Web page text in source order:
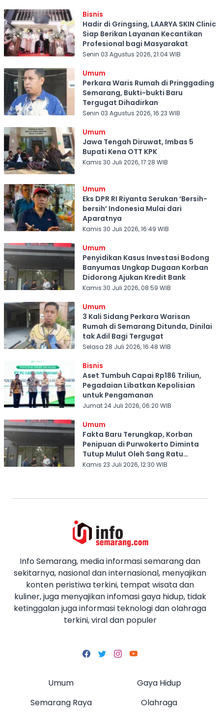
Bisnis
Hadir di Gringsing, LAARYA SKIN Clinic
Siap Berikan Layanan Kecantikan
Profesional bagi Masyarakat
Senin 03 Agustus 2026, 21:04 WIB
Umum
Perkara Waris Rumah di Pringgading
Semarang, Bukti-bukti Baru
Tergugat Dihadirkan
Senin 03 Agustus 2026, 16:23 WIB
Umum
Jawa Tengah Diruwat, Imbas 5
Bupati Kena OTT KPK
Kamis 30 Juli 2026, 17:28 WIB
Umum
Eks DPR RI Riyanta Serukan ‘Bersih-
bersih’ Indonesia Mulai dari
Aparatnya
Kamis 30 Juli 2026, 16:49 WIB
Umum
Penyidikan Kasus Investasi Bodong
Banyumas Ungkap Dugaan Korban
Didorong Ajukan Kredit Bank
Kamis 30 Juli 2026, 08:59 WIB
Umum
3 Kali Sidang Perkara Warisan
Rumah di Semarang Ditunda, Dinilai
tak Adil Bagi Tergugat
Selasa 28 Juli 2026, 16:48 WIB
Bisnis
Aset Tumbuh Capai Rp186 Triliun,
Pegadaian Libatkan Kepolisian
untuk Pengamanan
Jumat 24 Juli 2026, 06:20 WIB
Umum
Fakta Baru Terungkap, Korban
Penipuan di Purwokerto Diminta
Tutup Mulut Oleh Sang Ratu
Investasi Bodong
Kamis 23 Juli 2026, 12:30 WIB
Info Semarang, media informasi semarang dan
sekitarnya, nasional dan internasional, menyajikan
konten peristiwa terkini, tempat wisata dan
kuliner, juga menyajikan infomasi gaya hidup, tidak
ketinggalan juga informasi teknologi dan olahraga
terkini, viral dan populer
Umum
Semarang Raya
Gaya Hidup
Olahraga